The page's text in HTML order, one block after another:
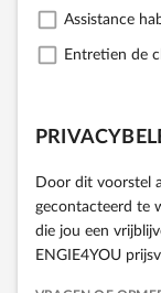
Assistance
Entretien de
Door dit voorstel
gecontacteerd te
die jou een
ENGIE4YOU